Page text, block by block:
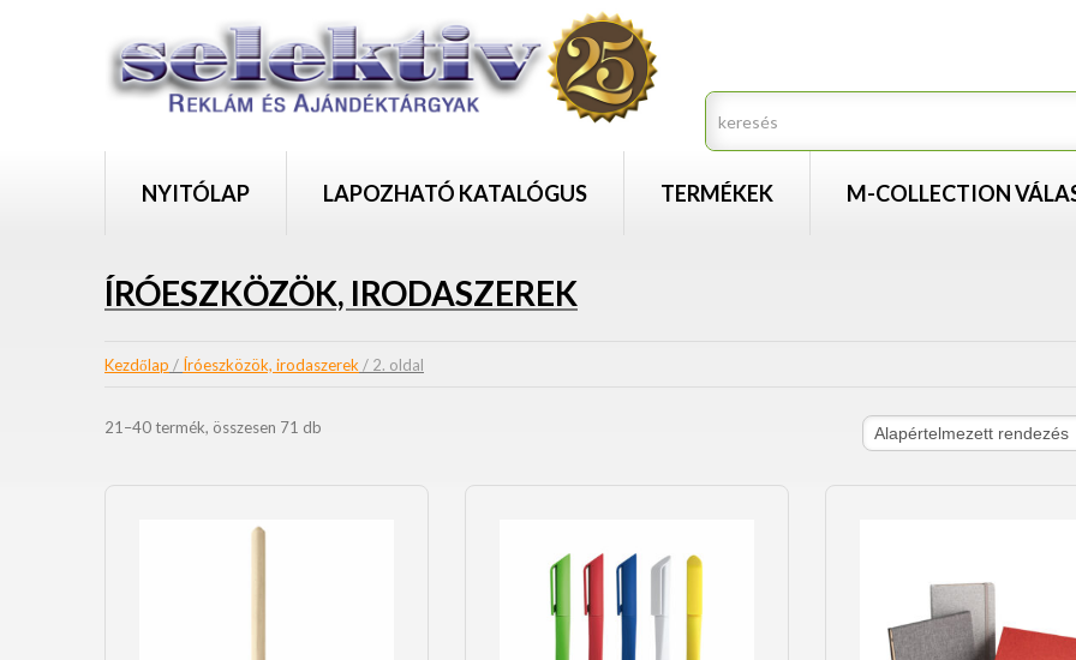
NYITÓLAP LAPOZHATÓ KATALÓGUS TERMÉKEK M-COLLECTION
ÍRÓESZKÖZÖK, IRODASZEREK
Kezdőlap / Íróeszközök, irodaszerek / 2. oldal
21–40 termék, összesen 71 db